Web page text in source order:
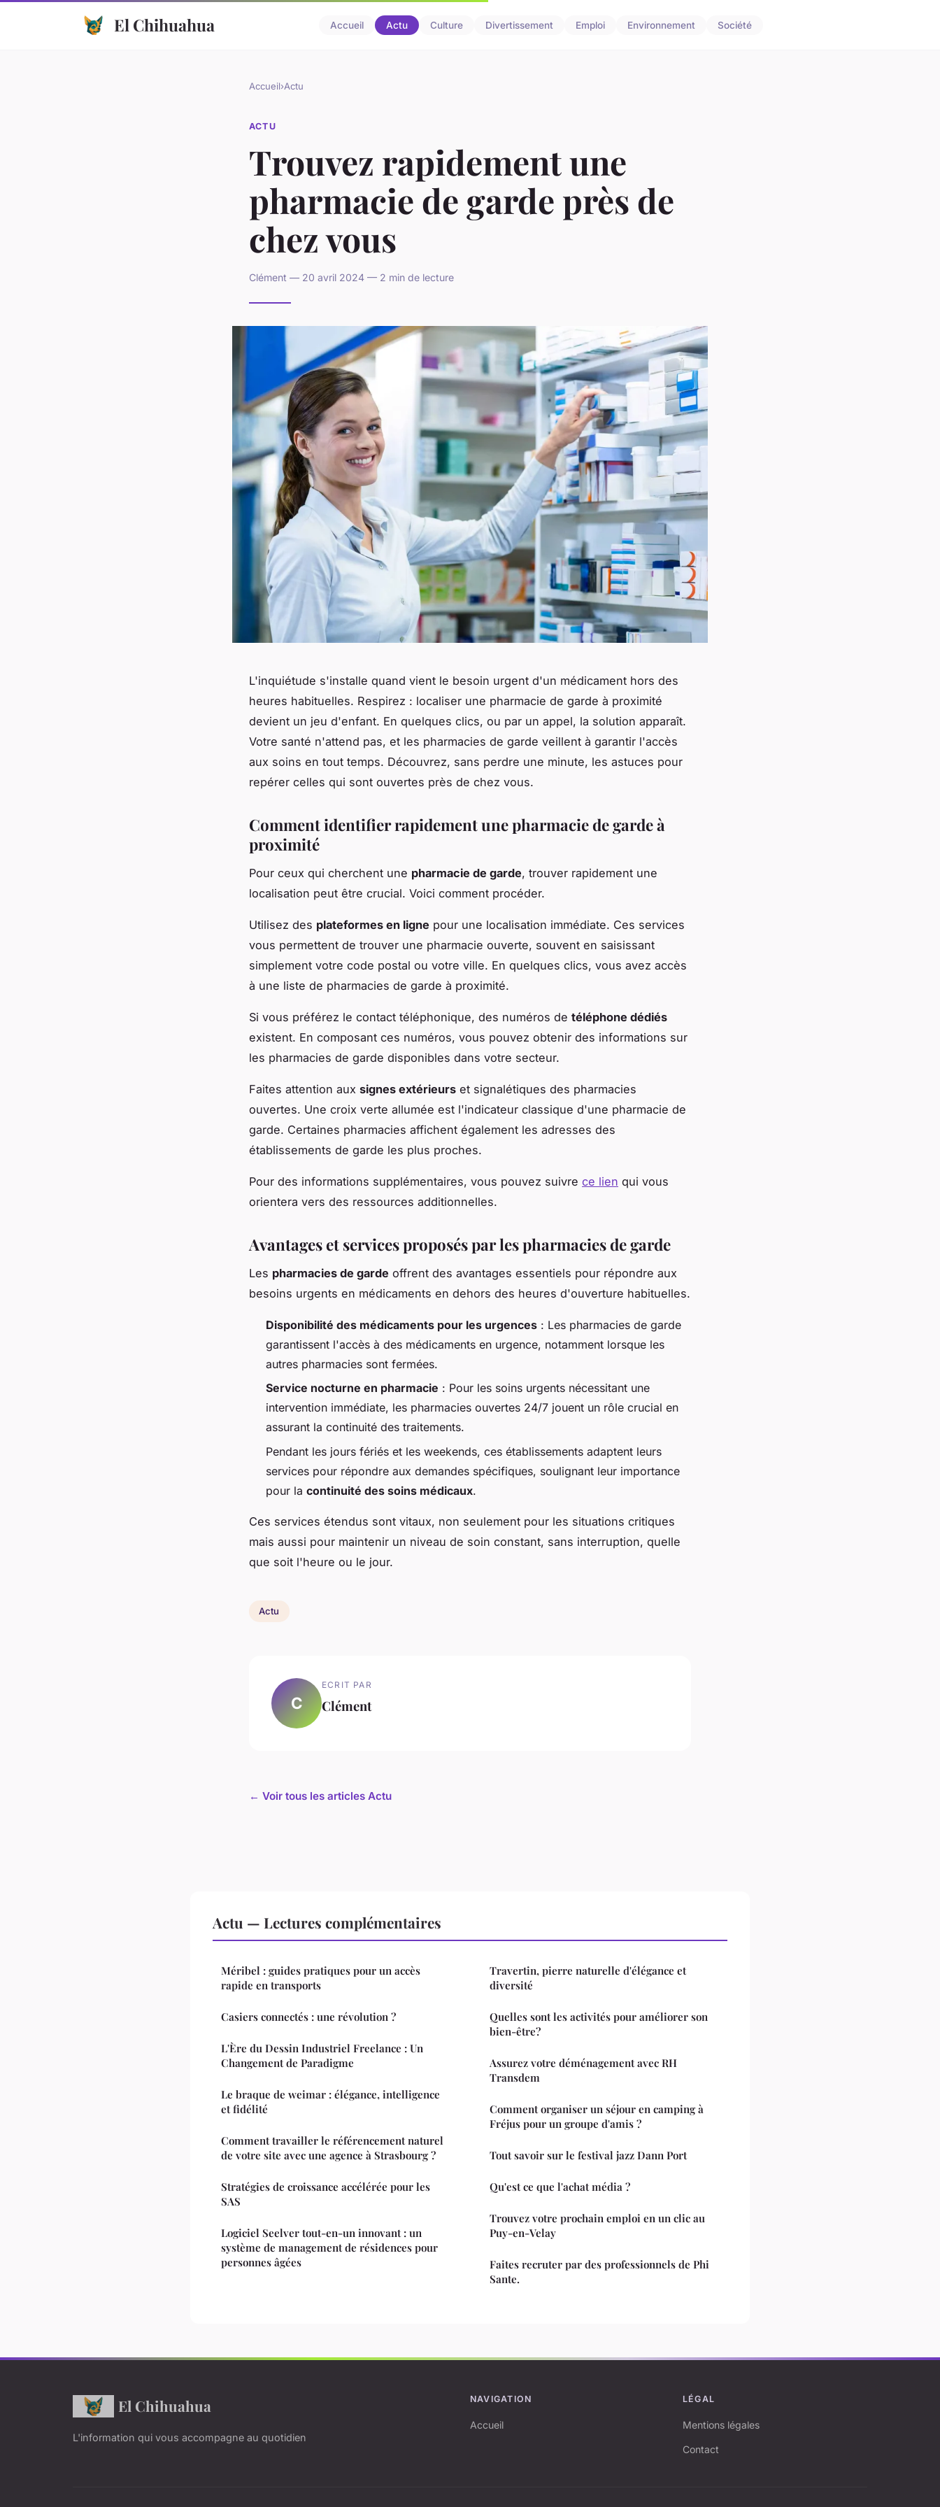
El Chihuahua Accueil Actu Culture Divertissement Emploi Environnement Société
Accueil›Actu
ACTU
Trouvez rapidement une
pharmacie de garde près de
chez vous
Clément — 20 avril 2024 — 2 min de lecture
L'inquiétude s'installe quand vient le besoin urgent d'un médicament hors des
heures habituelles. Respirez : localiser une pharmacie de garde à proximité
devient un jeu d'enfant. En quelques clics, ou par un appel, la solution apparaît.
Votre santé n'attend pas, et les pharmacies de garde veillent à garantir l'accès
aux soins en tout temps. Découvrez, sans perdre une minute, les astuces pour
repérer celles qui sont ouvertes près de chez vous.
Comment identifier rapidement une pharmacie de garde à
proximité
Pour ceux qui cherchent une pharmacie de garde, trouver rapidement une
localisation peut être crucial. Voici comment procéder.
Utilisez des plateformes en ligne pour une localisation immédiate. Ces services
vous permettent de trouver une pharmacie ouverte, souvent en saisissant
simplement votre code postal ou votre ville. En quelques clics, vous avez accès
à une liste de pharmacies de garde à proximité.
Si vous préférez le contact téléphonique, des numéros de téléphone dédiés
existent. En composant ces numéros, vous pouvez obtenir des informations sur
les pharmacies de garde disponibles dans votre secteur.
Faites attention aux signes extérieurs et signalétiques des pharmacies
ouvertes. Une croix verte allumée est l'indicateur classique d'une pharmacie de
garde. Certaines pharmacies affichent également les adresses des
établissements de garde les plus proches.
Pour des informations supplémentaires, vous pouvez suivre ce lien qui vous
orientera vers des ressources additionnelles.
Avantages et services proposés par les pharmacies de garde
Les pharmacies de garde offrent des avantages essentiels pour répondre aux
besoins urgents en médicaments en dehors des heures d'ouverture habituelles.
Disponibilité des médicaments pour les urgences : Les pharmacies de garde
garantissent l'accès à des médicaments en urgence, notamment lorsque les
autres pharmacies sont fermées.
Service nocturne en pharmacie : Pour les soins urgents nécessitant une
intervention immédiate, les pharmacies ouvertes 24/7 jouent un rôle crucial en
assurant la continuité des traitements.
Pendant les jours fériés et les weekends, ces établissements adaptent leurs
services pour répondre aux demandes spécifiques, soulignant leur importance
pour la continuité des soins médicaux.
Ces services étendus sont vitaux, non seulement pour les situations critiques
mais aussi pour maintenir un niveau de soin constant, sans interruption, quelle
que soit l'heure ou le jour.
Actu
C
ECRIT PAR
Clément
← Voir tous les articles Actu
Actu — Lectures complémentaires
Méribel : guides pratiques pour un accès
rapide en transports
Casiers connectés : une révolution ?
L'Ère du Dessin Industriel Freelance : Un
Changement de Paradigme
Le braque de weimar : élégance, intelligence
et fidélité
Comment travailler le référencement naturel
de votre site avec une agence à Strasbourg ?
Stratégies de croissance accélérée pour les
SAS
Logiciel Seelver tout-en-un innovant : un
système de management de résidences pour
personnes âgées
Travertin, pierre naturelle d'élégance et
diversité
Quelles sont les activités pour améliorer son
bien-être?
Assurez votre déménagement avec RH
Transdem
Comment organiser un séjour en camping à
Fréjus pour un groupe d'amis ?
Tout savoir sur le festival jazz Dann Port
Qu'est ce que l'achat média ?
Trouvez votre prochain emploi en un clic au
Puy-en-Velay
Faites recruter par des professionnels de Phi
Sante.
El Chihuahua
L'information qui vous accompagne au quotidien
NAVIGATION
Accueil
LÉGAL
Mentions légales
Contact